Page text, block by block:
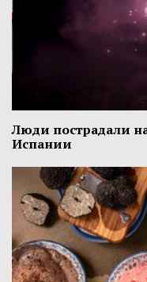
Люди пострадали
Испании